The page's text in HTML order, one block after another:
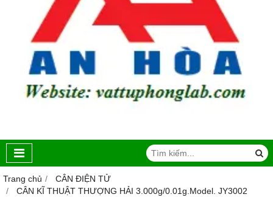
Trang chủ
CÂN ĐIỆN TỬ
CÂN KĨ THUẬT THƯỢNG HẢI 3.000g/0.01g.Model. JY3002